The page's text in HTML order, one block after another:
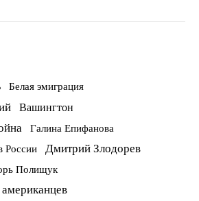
Белая эмиграция
Вашингтон
Галина Епифанова
России Дмитрий Злодорев
Полищук